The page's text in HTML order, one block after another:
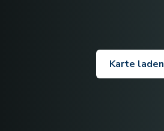
Karte laden